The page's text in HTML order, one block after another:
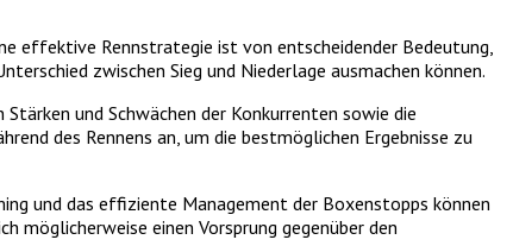
effektive Rennstrategie ist von entscheidender Bedeutung,
zwischen Sieg und Niederlage ausmachen können.
und Schwächen der Konkurrenten sowie die
des Rennens an, um die bestmöglichen Ergebnisse zu
und das effiziente Management der Boxenstopps können
möglicherweise einen Vorsprung gegenüber den